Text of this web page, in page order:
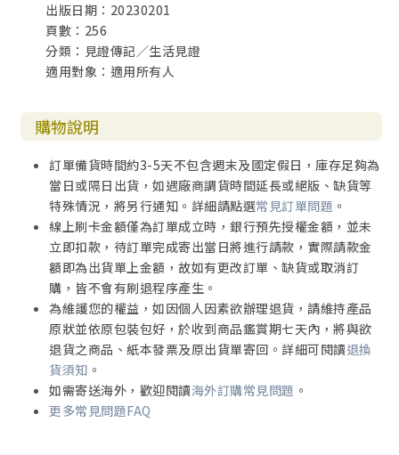
出版日期：20230201
頁數：256
分類：見證傳記／生活見證
適用對象：適用所有人
購物說明
訂單備貨時間約3-5天不包含週末及國定假日，庫存足夠為
當日或隔日出貨，如遇廠商調貨時間延長或絕版、缺貨等
特殊情況，將另行通知。詳細請點選常見訂單問題 。
線上刷卡金額僅為訂單成立時，銀行預先授權金額，並未
立即扣款，待訂單完成寄出當日將進行請款，實際請款金
額即為出貨單上金額，故如有更改訂單、缺貨或取消訂
購，皆不會有刷退程序產生。
為維護您的權益，如因個人因素欲辦理退貨，請維持產品
原狀並依原包裝包好，於收到商品鑑賞期七天內，將與欲
退貨之商品、紙本發票及原出貨單寄回。詳細可閱讀退換
貨須知 。
如需寄送海外，歡迎閱讀海外訂購常見問題 。
更多常見問題FAQ